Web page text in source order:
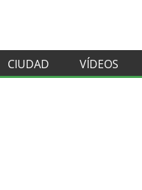
CIUDAD VÍDEOS